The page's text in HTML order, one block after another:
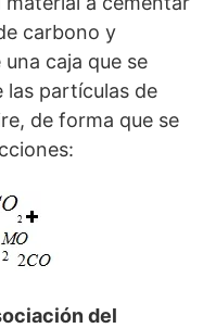
carbono y
caja que se
las partículas de
de forma que se
del